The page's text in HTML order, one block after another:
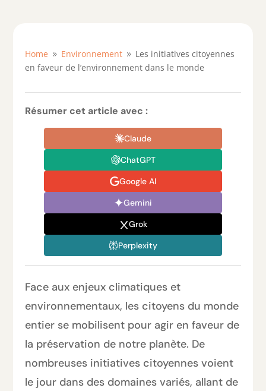
Home 9 Environnement 9 Les initiatives citoyennes
en faveur de l’environnement dans le monde
Résumer cet article avec :
Claude
ChatGPT
Google AI
Gemini
Grok
Perplexity
Face aux enjeux climatiques et
environnementaux, les citoyens du monde
entier se mobilisent pour agir en faveur de
la préservation de notre planète. De
nombreuses initiatives citoyennes voient
le jour dans des domaines variés, allant de